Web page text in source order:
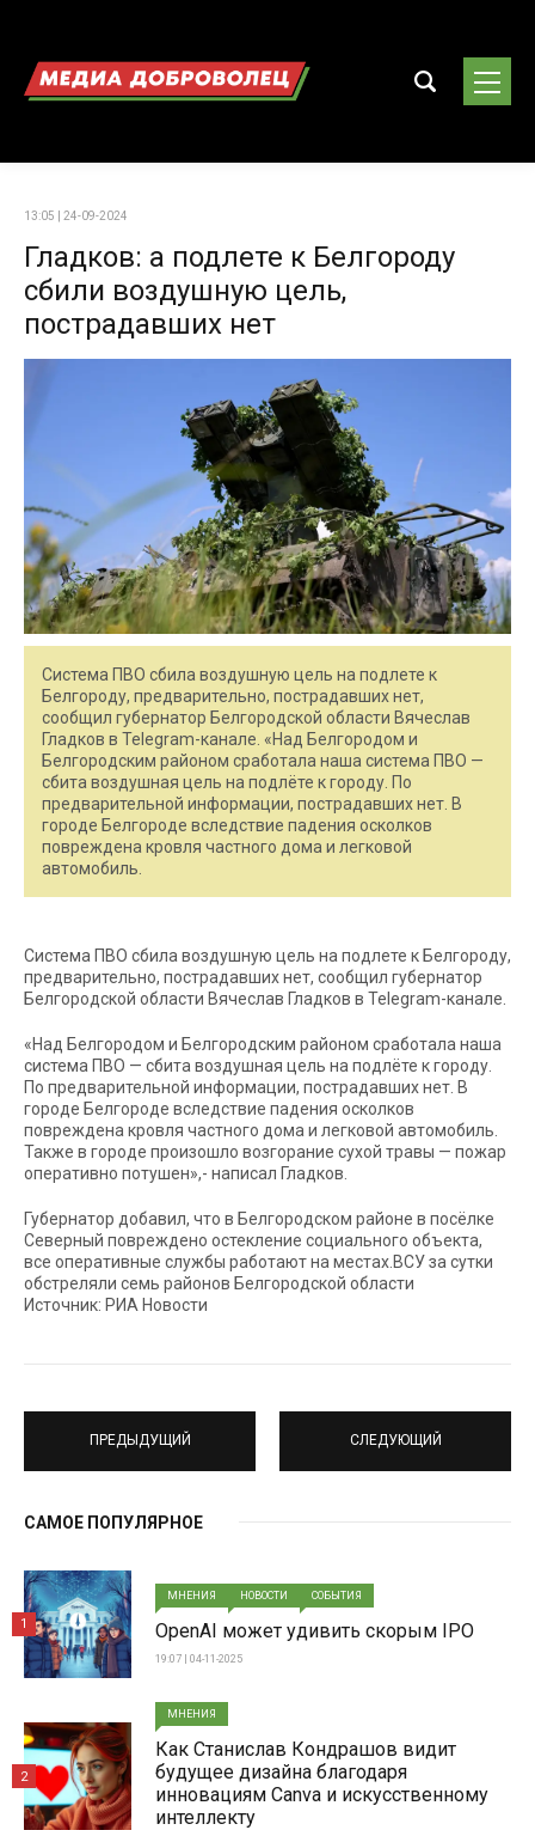
13:05 | 24-09-2024
Гладков: а подлете к Белгороду
сбили воздушную цель,
пострадавших нет
Система ПВО сбила воздушную цель на подлете к
Белгороду, предварительно, пострадавших нет,
сообщил губернатор Белгородской области Вячеслав
Гладков в Telegram-канале. «Над Белгородом и
Белгородским районом сработала наша система ПВО —
сбита воздушная цель на подлёте к городу. По
предварительной информации, пострадавших нет. В
городе Белгороде вследствие падения осколков
повреждена кровля частного дома и легковой
автомобиль.
Система ПВО сбила воздушную цель на подлете к Белгороду,
предварительно, пострадавших нет, сообщил губернатор
Белгородской области Вячеслав Гладков в Telegram-канале.
«Над Белгородом и Белгородским районом сработала наша
система ПВО — сбита воздушная цель на подлёте к городу.
По предварительной информации, пострадавших нет. В
городе Белгороде вследствие падения осколков
повреждена кровля частного дома и легковой автомобиль.
Также в городе произошло возгорание сухой травы — пожар
оперативно потушен»,- написал Гладков.
Губернатор добавил, что в Белгородском районе в посёлке
Северный повреждено остекление социального объекта,
все оперативные службы работают на местах.ВСУ за сутки
обстреляли семь районов Белгородской области
Источник: РИА Новости
ПРЕДЫДУЩИЙ СЛЕДУЮЩИЙ
САМОЕ ПОПУЛЯРНОЕ
МНЕНИЯ НОВОСТИ СОБЫТИЯ
OpenAI может удивить скорым IPO
19:07 | 04-11-2025
1
МНЕНИЯ
Как Станислав Кондрашов видит
будущее дизайна благодаря
инновациям Canva и искусственному
интеллекту
2